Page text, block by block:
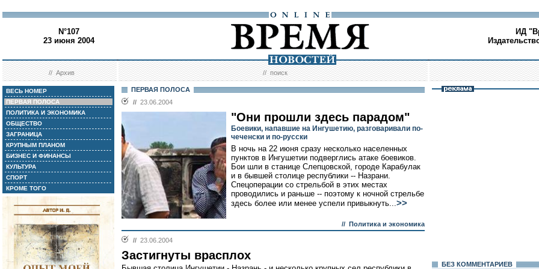
N°107
23 июня 2004
ИД
//Архив //поиск
ВЕСЬ НОМЕР
ПЕРВАЯ ПОЛОСА
ПОЛИТИКА И ЭКОНОМИКА
ОБЩЕСТВО
ЗАГРАНИЦА
КРУПНЫМ ПЛАНОМ
БИЗНЕС И ФИНАНСЫ
КУЛЬТУРА
СПОРТ
КРОМЕ ТОГО
ПЕРВАЯ ПОЛОСА
// 23.06.2004
"Они прошли здесь парадом"
Боевики, напавшие на Ингушетию, разговаривали по-
чеченски и по-русски
В ночь на 22 июня сразу несколько населенных
пунктов в Ингушетии подверглись атаке боевиков.
Бои шли в станице Слепцовской, городе Карабулак
и в бывшей столице республики -- Назрани.
Спецоперации со стрельбой в этих местах
проводились и раньше -- поэтому к ночной стрельбе
здесь более или менее успели привыкнуть...>>
// Политика и экономика
// 23.06.2004
Застигнуты врасплох
БЕЗ КОМMЕНТАРИЕВ